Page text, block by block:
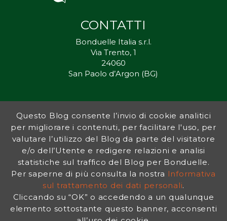
CONTATTI
Bonduelle Italia s.r.l.
Via Trento, 1
24060
San Paolo d’Argon (BG)
Inorto.org è dal 2011 il punto di riferimento per gli ortisti italiani, e
fornisce preziosi consigli sia ai più esperti che a nuovi interessati.
L’obiettivo di Bonduelle è ispirare la transizione verso una dieta a
base vegetale per contribuire al benessere delle persone e del
pianeta. In questo contesto si inserisce InOrto, simbolo dell’amore
per la terra e del rispetto dell’ambiente.
INFORMATIVA PRIVACY| NOTE LEGALI
Questo Blog consente l’invio di cookie analitici
per migliorare i contenuti, per facilitare l'uso, per
valutare l’utilizzo del Blog da parte del visitatore
e/o dell’Utente e redigere relazioni e analisi
statistiche sul traffico del Blog per Bonduelle.
Per saperne di più consulta la nostra Informativa
sul trattamento dei dati personali.
Cliccando su “OK” o accedendo a un qualunque
elemento sottostante questo banner, acconsenti